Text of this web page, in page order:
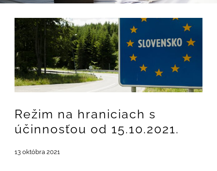
Zobraziť
väčší
obrázok
Režim na hraniciach s
účinnosťou od 15.10.2021.
13 októbra 2021